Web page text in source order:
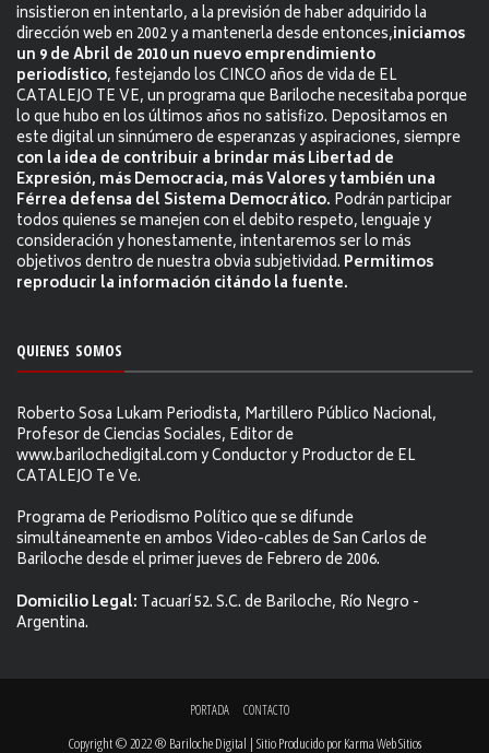
insistieron en intentarlo, a la previsión de haber adquirido la
dirección web en 2002 y a mantenerla desde entonces,iniciamos
un 9 de Abril de 2010 un nuevo emprendimiento
periodístico, festejando los CINCO años de vida de EL
CATALEJO TE VE, un programa que Bariloche necesitaba porque
lo que hubo en los últimos años no satisfizo. Depositamos en
este digital un sinnúmero de esperanzas y aspiraciones, siempre
con la idea de contribuir a brindar más Libertad de
Expresión, más Democracia, más Valores y también una
Férrea defensa del Sistema Democrático. Podrán participar
todos quienes se manejen con el debito respeto, lenguaje y
consideración y honestamente, intentaremos ser lo más
objetivos dentro de nuestra obvia subjetividad. Permitimos
reproducir la información citándo la fuente.
QUIENES SOMOS
Roberto Sosa Lukam Periodista, Martillero Público Nacional,
Profesor de Ciencias Sociales, Editor de
www.barilochedigital.com y Conductor y Productor de EL
CATALEJO Te Ve.
Programa de Periodismo Político que se difunde
simultáneamente en ambos Video-cables de San Carlos de
Bariloche desde el primer jueves de Febrero de 2006.
Domicilio Legal: Tacuarí 52. S.C. de Bariloche, Río Negro -
Argentina.
PORTADA CONTACTO
Copyright © 2022 ® Bariloche Digital | Sitio Producido porKarma Web Sitios